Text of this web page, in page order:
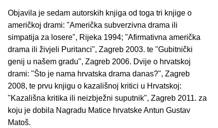
Objavila je sedam autorskih knjiga od toga tri knjige o
američkoj drami: "Američka subverzivna drama ili
simpatija za losere", Rijeka 1994; "Afirmativna američka
drama ili živjeli Puritanci", Zagreb 2003. te "Gubitnički
genij u našem gradu", Zagreb 2006. Dvije o hrvatskoj
drami: "Što je nama hrvatska drama danas?", Zagreb
2008, te prvu knjigu o kazališnoj kritici u Hrvatskoj:
"Kazališna kritika ili neizbježni suputnik", Zagreb 2011. za
koju je dobila Nagradu Matice hrvatske Antun Gustav
Matoš.